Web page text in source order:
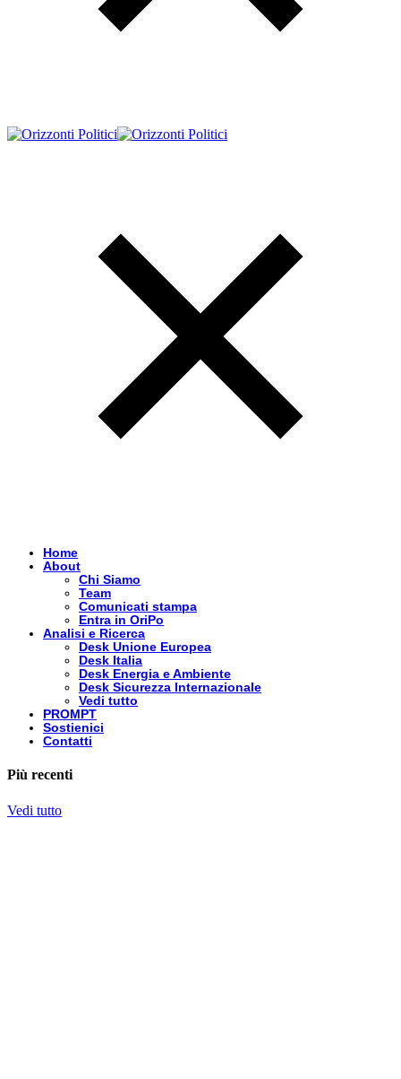
Home
About
Chi Siamo
Team
Comunicati stampa
Entra in OriPo
Analisi e Ricerca
Desk Unione Europea
Desk Italia
Desk Energia e Ambiente
Desk Sicurezza Internazionale
Vedi tutto
PROMPT
Sostienici
Contatti
Più recenti
Vedi tutto